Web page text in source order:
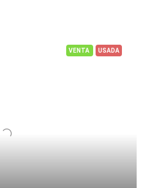
VENTA USADA